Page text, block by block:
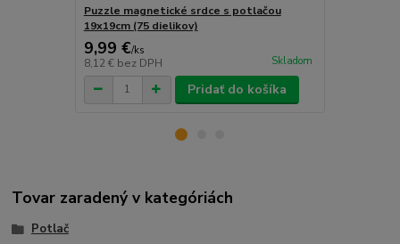
Puzzle magnetické srdce s potlačou
19x19cm (75 dielikov)
9,99 €/ks
8,12 € bez DPH Skladom
Pridať do košíka
Tovar zaradený v kategóriách
Potlač